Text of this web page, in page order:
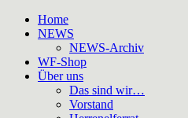
Home
NEWS
NEWS-Archiv
WF-Shop
Über uns
Das sind wir…
Vorstand